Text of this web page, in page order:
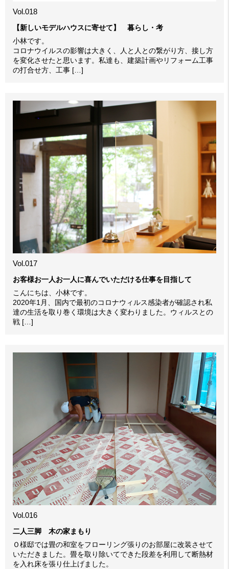
Vol.018
【新しいモデルハウスに寄せて】 暮らし・考
小林です。
コロナウイルスの影響は大きく、人と人との繋がり方、接し方
を変化させたと思います。私達も、建築計画やリフォーム工事
の打合せ方、工事 […]
Vol.017
お客様お一人お一人に喜んでいただける仕事を目指して
こんにちは、小林です。
2020年1月、国内で最初のコロナウィルス感染者が確認され私
達の生活を取り巻く環境は大きく変わりました。ウィルスとの
戦 […]
Vol.016
二人三脚 木の家まもり
Ｏ様邸では畳の和室をフローリング張りのお部屋に改装させて
いただきました。畳を取り除いてできた段差を利用して断熱材
を入れ床を張り仕上げました。